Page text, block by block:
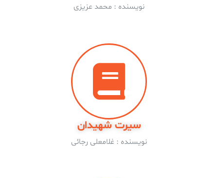
نویسنده : محمد عزیزی
سیرت شهیدان
نویسنده : غلامعلى رجائى